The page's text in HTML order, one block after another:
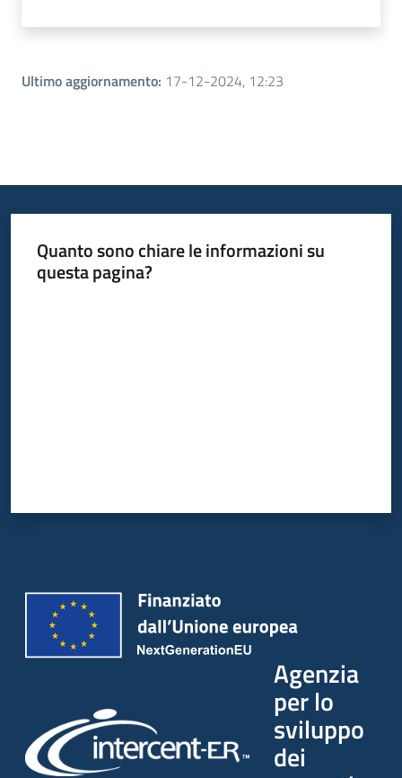
Ultimo aggiornamento: 17-12-2024, 12:23
Quanto sono chiare le informazioni su
questa pagina?
Agenzia
per lo
sviluppo
dei